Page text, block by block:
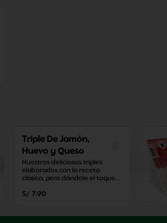
Triple De Jamón,
Huevo y Queso
Nuestros deliciosos triples
elaborados con la receta
clásica, pero dándole el toque
S/ 7.90